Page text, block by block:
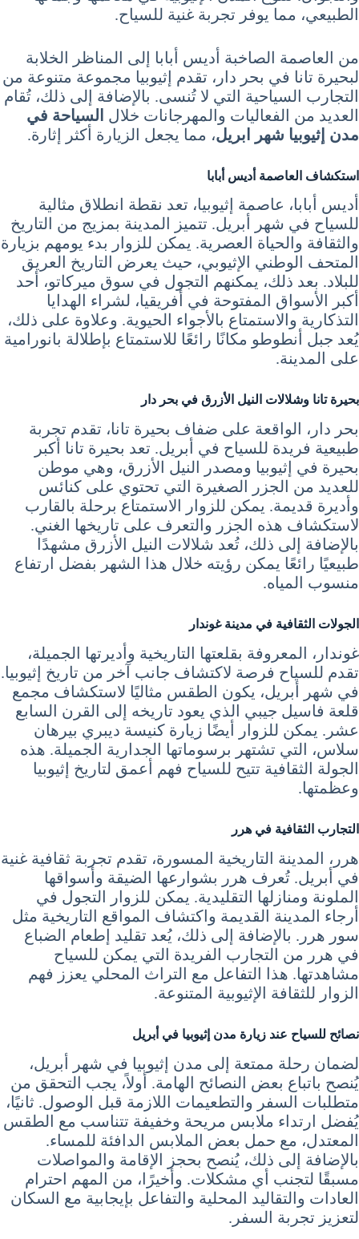
الطبيعي، مما يوفر تجربة غنية للسياح.
من العاصمة الصاخبة أديس أبابا إلى المناظر الخلابة
لبحيرة تانا في بحر دار، تقدم إثيوبيا مجموعة متنوعة من
التجارب السياحية التي لا تُنسى. بالإضافة إلى ذلك، تُقام
العديد من الفعاليات والمهرجانات خلال السياحة في
مدن إثيوبيا شهر ابريل، مما يجعل الزيارة أكثر إثارة.
استكشاف العاصمة أديس أبابا
أديس أبابا، عاصمة إثيوبيا، تعد نقطة انطلاق مثالية
للسياح في شهر أبريل. تتميز المدينة بمزيج من التاريخ
والثقافة والحياة العصرية. يمكن للزوار بدء يومهم بزيارة
المتحف الوطني الإثيوبي، حيث يعرض التاريخ العريق
للبلاد. بعد ذلك، يمكنهم التجول في سوق ميركاتو، أحد
أكبر الأسواق المفتوحة في أفريقيا، لشراء الهدايا
التذكارية والاستمتاع بالأجواء الحيوية. وعلاوة على ذلك،
يُعد جبل أنطوطو مكانًا رائعًا للاستمتاع بإطلالة بانورامية
على المدينة.
بحيرة تانا وشلالات النيل الأزرق في بحر دار
بحر دار، الواقعة على ضفاف بحيرة تانا، تقدم تجربة
طبيعية فريدة للسياح في أبريل. تعد بحيرة تانا أكبر
بحيرة في إثيوبيا ومصدر النيل الأزرق، وهي موطن
للعديد من الجزر الصغيرة التي تحتوي على كنائس
وأديرة قديمة. يمكن للزوار الاستمتاع برحلة بالقارب
لاستكشاف هذه الجزر والتعرف على تاريخها الغني.
بالإضافة إلى ذلك، تُعد شلالات النيل الأزرق مشهدًا
طبيعيًا رائعًا يمكن رؤيته خلال هذا الشهر بفضل ارتفاع
منسوب المياه.
الجولات الثقافية في مدينة غوندار
غوندار، المعروفة بقلعتها التاريخية وأديرتها الجميلة،
تقدم للسياح فرصة لاكتشاف جانب آخر من تاريخ إثيوبيا.
في شهر أبريل، يكون الطقس مثاليًا لاستكشاف مجمع
قلعة فاسيل جيبي الذي يعود تاريخه إلى القرن السابع
عشر. يمكن للزوار أيضًا زيارة كنيسة ديبري بيرهان
سلاس، التي تشتهر برسوماتها الجدارية الجميلة. هذه
الجولة الثقافية تتيح للسياح فهم أعمق لتاريخ إثيوبيا
وعظمتها.
التجارب الثقافية في هرر
هرر، المدينة التاريخية المسورة، تقدم تجربة ثقافية غنية
في أبريل. تُعرف هرر بشوارعها الضيقة وأسواقها
الملونة ومنازلها التقليدية. يمكن للزوار التجول في
أرجاء المدينة القديمة واكتشاف المواقع التاريخية مثل
سور هرر. بالإضافة إلى ذلك، يُعد تقليد إطعام الضباع
في هرر من التجارب الفريدة التي يمكن للسياح
مشاهدتها. هذا التفاعل مع التراث المحلي يعزز فهم
الزوار للثقافة الإثيوبية المتنوعة.
نصائح للسياح عند زيارة مدن إثيوبيا في أبريل
لضمان رحلة ممتعة إلى مدن إثيوبيا في شهر أبريل،
يُنصح باتباع بعض النصائح الهامة. أولاً، يجب التحقق من
متطلبات السفر والتطعيمات اللازمة قبل الوصول. ثانيًا،
يُفضل ارتداء ملابس مريحة وخفيفة تتناسب مع الطقس
المعتدل، مع حمل بعض الملابس الدافئة للمساء.
بالإضافة إلى ذلك، يُنصح بحجز الإقامة والمواصلات
مسبقًا لتجنب أي مشكلات. وأخيرًا، من المهم احترام
العادات والتقاليد المحلية والتفاعل بإيجابية مع السكان
لتعزيز تجربة السفر.